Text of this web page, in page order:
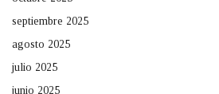
septiembre 2025
agosto 2025
julio 2025
junio 2025